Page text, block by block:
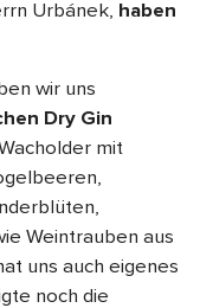
Urbánek, haben
wir uns
Dry Gin
mit
Weintrauben aus
uns auch eigenes
noch die